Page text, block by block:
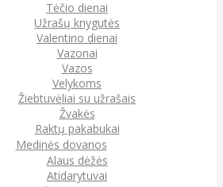
Tėčio dienai
Užrašų knygutės
Valentino dienai
Vazonai
Vazos
Velykoms
Žiebtuvėliai su užrašais
Žvakės
Raktų pakabukai
Medinės dovanos
Alaus dėžės
Atidarytuvai